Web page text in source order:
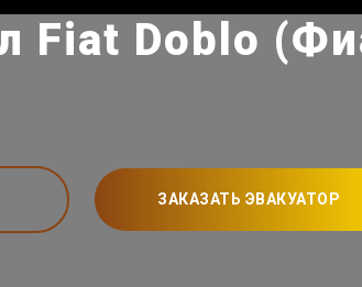
Fiat Doblo
ЗАКАЗАТЬ ЭВАКУАТОР